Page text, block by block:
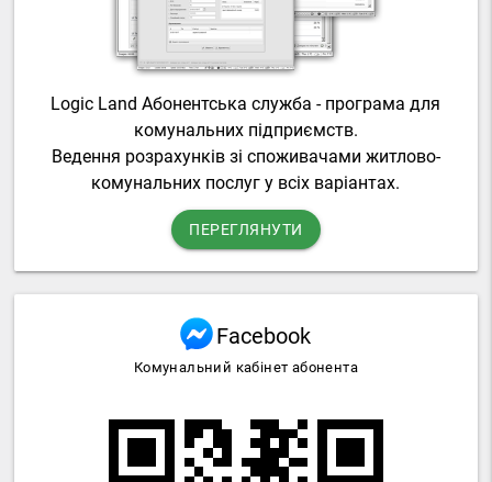
Logic Land Абонентська служба - програма для
комунальних підприємств.
Ведення розрахунків зі споживачами житлово-
комунальних послуг у всіх варіантах.
ПЕРЕГЛЯНУТИ
Facebook
Комунальний кабінет абонента